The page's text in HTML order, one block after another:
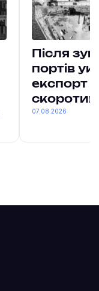
Після
портів
експорт
07.08.2026